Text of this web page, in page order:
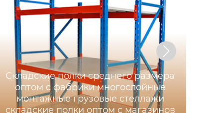
Складские полки среднего размера
оптом с фабрики многослойные
монтажные грузовые стеллажи
складские полки оптом с магазинов